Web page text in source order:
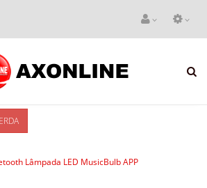
Lâmpada LED MusicBulb APP